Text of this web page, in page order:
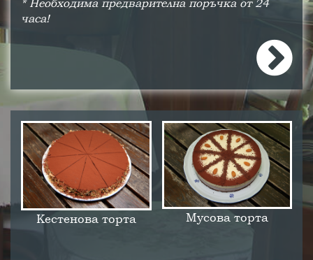
* Необходима предварителна поръчка от 24
часа!
Кестенова торта Мусова торта